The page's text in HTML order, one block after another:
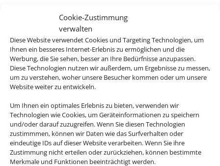
Cookie-Zustimmung
verwalten
Diese Website verwendet Cookies und Targeting Technologien, um
Ihnen ein besseres Internet-Erlebnis zu ermöglichen und die
Werbung, die Sie sehen, besser an Ihre Bedürfnisse anzupassen.
Diese Technologien nutzen wir außerdem, um Ergebnisse zu messen,
um zu verstehen, woher unsere Besucher kommen oder um unsere
Website weiter zu entwickeln.
Um Ihnen ein optimales Erlebnis zu bieten, verwenden wir
Technologien wie Cookies, um Geräteinformationen zu speichern
und/oder darauf zuzugreifen. Wenn Sie diesen Technologien
zustimmmen, können wir Daten wie das Surfverhalten oder
eindeutige IDs auf dieser Website verarbeiten. Wenn Sie ihre
Zustimmung nicht erteilen oder zurückziehen, können bestimmte
Merkmale und Funktionen beeinträchtigt werden.